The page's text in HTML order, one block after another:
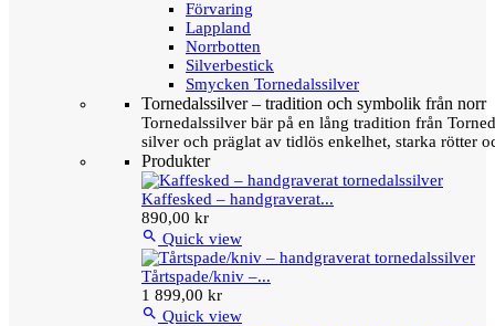
Förvaring
Lappland
Norrbotten
Silverbestick
Smycken Tornedalssilver
Tornedalssilver – tradition och symbolik från norr
Tornedalssilver bär på en lång tradition från
silver och präglat av tidlös enkelhet, starka rötter
Produkter
Kaffesked – handgraverat...
890,00 kr
 Quick view
Tårtspade/kniv –...
1 899,00 kr
 Quick view